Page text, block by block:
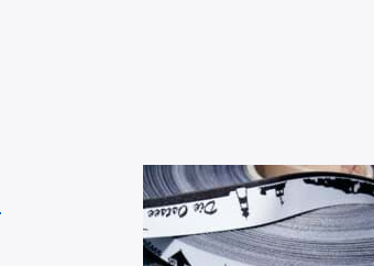
1m SKYLINE
OSTSEE